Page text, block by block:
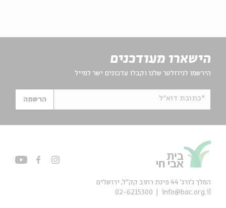
הישארו מעודכנים
הירשמו לניוזלטר שלנו וקבלו עדכונים ישר למייל
*כתובת דוא"ל הרשמה
המלך ג'ורג' 44 פינת רחוב קק״ל, ירושלים
info@bac.org.il
02-6215300